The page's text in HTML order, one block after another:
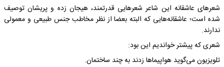
شعرهای عاشقانه این شاعر شعرهایی قدرتمند، هیجان زده و پریشان توصیف
شده است؛ عاشقانه‌هایی که البته بعضا از نظر مخاطب جنس طبیعی و معمولی
ندارند.
شعری که پیشتر خواندیم این بود:
تلویزیون می‌گوید هواپیماها زدند به چند ساختمان.